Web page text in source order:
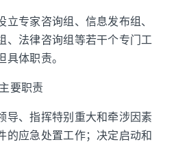
立专家咨询组、信息发布组、
、法律咨询组等若干个专门工
具体职责。
要职责
导、指挥特别重大和牵涉因素
的应急处置工作；决定启动和